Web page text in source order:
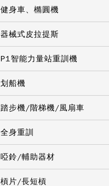
健身車、橢圓機
器械式皮拉提斯
P1智能力量站重訓機
划船機
踏步機/階梯機/風扇車
全身重訓
啞鈴/輔助器材
槓片/長短槓